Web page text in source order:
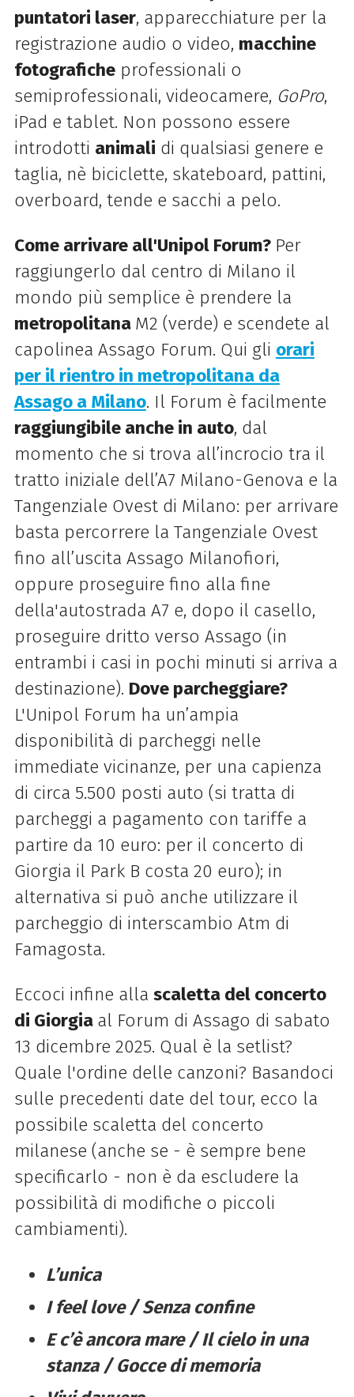
puntatori laser, apparecchiature per la
registrazione audio o video, macchine
fotograficheprofessionali o
semiprofessionali, videocamere, GoPro,
iPad e tablet. Non possono essere
introdotti animali di qualsiasi genere e
taglia, nè biciclette, skateboard, pattini,
overboard, tende e sacchi a pelo.
Come arrivare all'Unipol Forum? Per
raggiungerlo dal centro di Milano il
mondo più semplice è prendere la
metropolitana M2 (verde) e scendete al
capolinea Assago Forum. Qui gli orari
per il rientro in metropolitana da
Assago a Milano. Il Forum è facilmente
raggiungibile anche in auto, dal
momento che si trova all’incrocio tra il
tratto iniziale dell’A7 Milano-Genova e la
Tangenziale Ovest di Milano: per arrivare
basta percorrere la Tangenziale Ovest
fino all’uscita Assago Milanofiori,
oppure proseguire fino alla fine
della'autostrada A7 e, dopo il casello,
proseguire dritto verso Assago (in
entrambi i casi in pochi minuti si arriva a
destinazione). Dove parcheggiare?
L'Unipol Forum ha un’ampia
disponibilità di parcheggi nelle
immediate vicinanze, per una capienza
di circa 5.500 posti auto (si tratta di
parcheggi a pagamento con tariffe a
partire da 10 euro: per il concerto di
Giorgia il Park B costa 20 euro); in
alternativa si può anche utilizzare il
parcheggio di interscambio Atm di
Famagosta.
Eccoci infine alla scaletta del concerto
di Giorgia al Forum di Assago di sabato
13 dicembre 2025. Qual è la setlist?
Quale l'ordine delle canzoni? Basandoci
sulle precedenti date del tour, ecco la
possibile scaletta del concerto
milanese (anche se - è sempre bene
specificarlo - non è da escludere la
possibilità di modifiche o piccoli
cambiamenti).
L’unica
I feel love / Senza confine
E c’è ancora mare / Il cielo in una
stanza / Gocce di memoria